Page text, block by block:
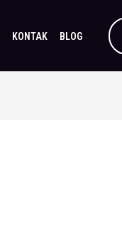
KONTAK BLOG